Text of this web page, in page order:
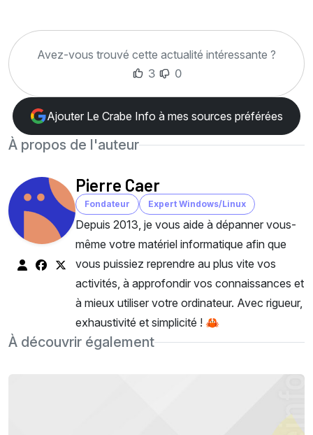
Avez-vous trouvé cette actualité intéressante ?
3
0
Ajouter Le Crabe Info à mes sources préférées
À propos de l'auteur
Pierre Caer
Fondateur Expert Windows/Linux
Depuis 2013, je vous aide à dépanner vous-
même votre matériel informatique afin que
vous puissiez reprendre au plus vite vos
activités, à approfondir vos connaissances et
à mieux utiliser votre ordinateur. Avec rigueur,
exhaustivité et simplicité ! 🦀
À découvrir également